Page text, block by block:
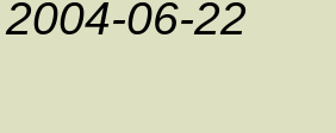
2004-06-22